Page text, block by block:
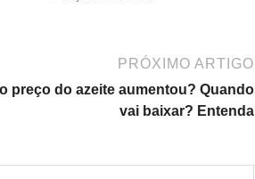
PRÓXIMO ARTIGO
preço do azeite aumentou? Quando
vai baixar? Entenda